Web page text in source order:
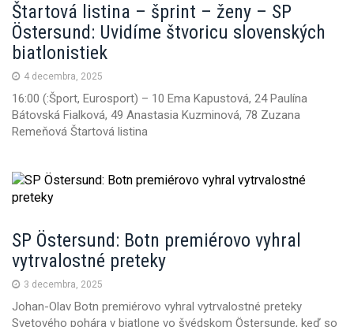
Štartová listina – šprint – ženy – SP
Östersund: Uvidíme štvoricu slovenských
biatlonistiek
4 decembra, 2025
16:00 (:Šport, Eurosport) – 10 Ema Kapustová, 24 Paulína
Bátovská Fialková, 49 Anastasia Kuzminová, 78 Zuzana
Remeňová Štartová listina
SP Östersund: Botn premiérovo vyhral
vytrvalostné preteky
3 decembra, 2025
Johan-Olav Botn premiérovo vyhral vytrvalostné preteky
Svetového pohára v biatlone vo švédskom Östersunde, keď so